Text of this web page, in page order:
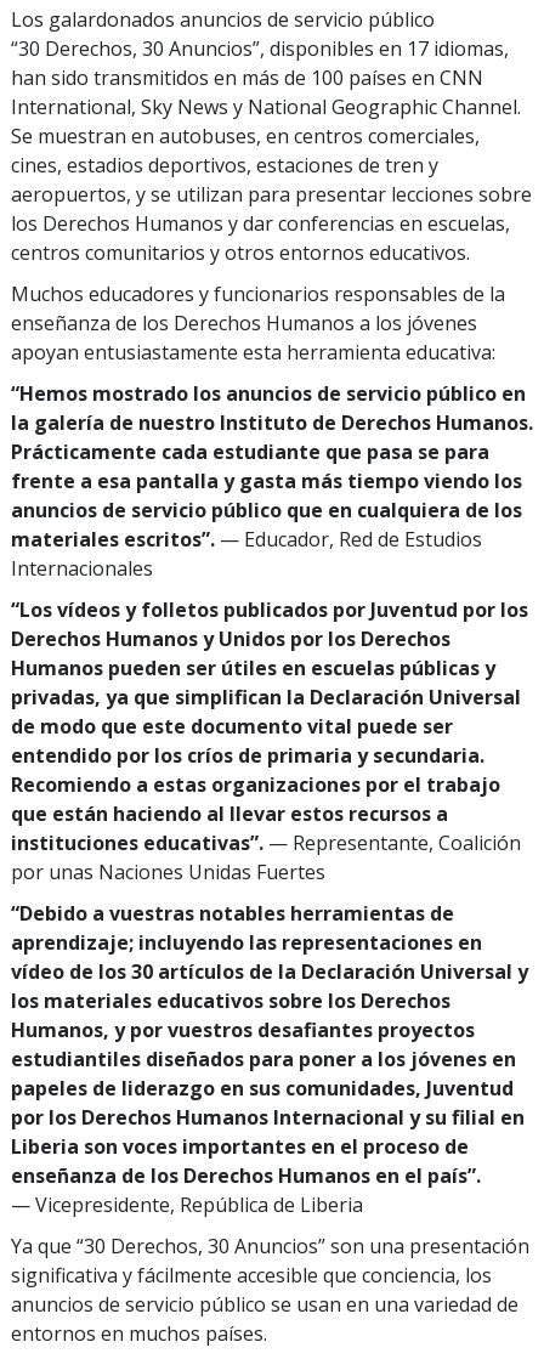
Los galardonados anuncios de servicio público
“30 Derechos, 30 Anuncios”, disponibles en 17 idiomas,
han sido transmitidos en más de 100 países en CNN
International, Sky News y National Geographic Channel.
Se muestran en autobuses, en centros comerciales,
cines, estadios deportivos, estaciones de tren y
aeropuertos, y se utilizan para presentar lecciones sobre
los Derechos Humanos y dar conferencias en escuelas,
centros comunitarios y otros entornos educativos.
Muchos educadores y funcionarios responsables de la
enseñanza de los Derechos Humanos a los jóvenes
apoyan entusiastamente esta herramienta educativa:
“Hemos mostrado los anuncios de servicio público en
la galería de nuestro Instituto de Derechos Humanos.
Prácticamente cada estudiante que pasa se para
frente a esa pantalla y gasta más tiempo viendo los
anuncios de servicio público que en cualquiera de los
materiales escritos”. — Educador, Red de Estudios
Internacionales
“Los vídeos y folletos publicados por Juventud por los
Derechos Humanos y Unidos por los Derechos
Humanos pueden ser útiles en escuelas públicas y
privadas, ya que simplifican la Declaración Universal
de modo que este documento vital puede ser
entendido por los críos de primaria y secundaria.
Recomiendo a estas organizaciones por el trabajo
que están haciendo al llevar estos recursos a
instituciones educativas”. — Representante, Coalición
por unas Naciones Unidas Fuertes
“Debido a vuestras notables herramientas de
aprendizaje; incluyendo las representaciones en
vídeo de los 30 artículos de la Declaración Universal y
los materiales educativos sobre los Derechos
Humanos, y por vuestros desafiantes proyectos
estudiantiles diseñados para poner a los jóvenes en
papeles de liderazgo en sus comunidades, Juventud
por los Derechos Humanos Internacional y su filial en
Liberia son voces importantes en el proceso de
enseñanza de los Derechos Humanos en el país”.
— Vicepresidente, República de Liberia
Ya que “30 Derechos, 30 Anuncios” son una presentación
significativa y fácilmente accesible que conciencia, los
anuncios de servicio público se usan en una variedad de
entornos en muchos países.